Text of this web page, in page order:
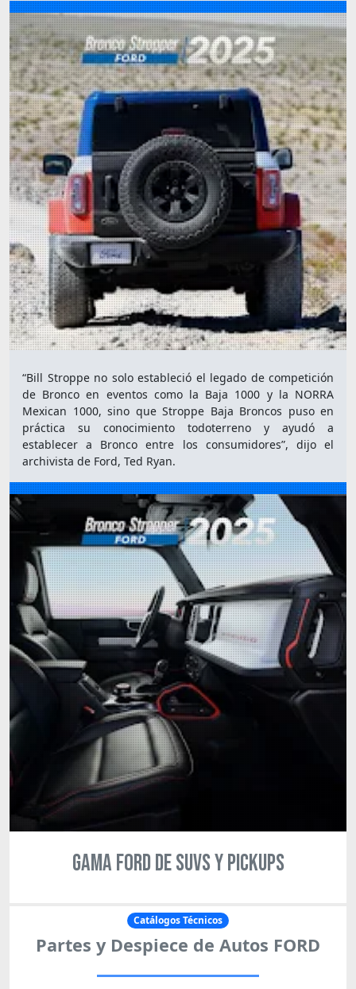
“Bill Stroppe no solo estableció el legado de competición
de Bronco en eventos como la Baja 1000 y la NORRA
Mexican 1000, sino que Stroppe Baja Broncos puso en
práctica su conocimiento todoterreno y ayudó a
establecer a Bronco entre los consumidores”, dijo el
archivista de Ford, Ted Ryan.
GAMA FORD DE SUVS Y PICKUPS
Catálogos Técnicos
Partes y Despiece de Autos FORD